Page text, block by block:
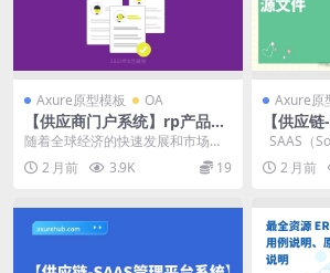
Axure原型模板 OA
【供应商门户系统】rp产品原
型源文件
随着全球经济的快速发展和市场竞
争的加剧，企业对供应链管理的重
视程度日益提高。供应...
2 月前 3.9K 19
Axure原
【供应
统】rp
SAAS（
管理平台系
2 月前